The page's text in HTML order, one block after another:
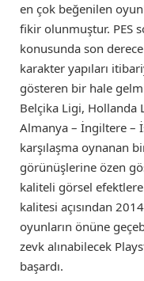
en çok beğenilen
fikir olunmuştur. PES
konusunda son
karakter yapıları
gösteren bir hale
Belçika Ligi, Hollanda
Almanya – İngiltere –
karşılaşma oynanan
görünüşlerine özen
kaliteli görsel
kalitesi açısından
oyunların önüne
zevk alınabilecek
başardı.